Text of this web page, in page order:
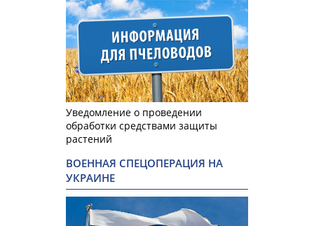
Уведомление о проведении
обработки средствами защиты
растений
ВОЕННАЯ СПЕЦОПЕРАЦИЯ НА
УКРАИНЕ